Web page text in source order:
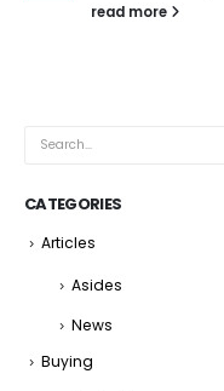
read more
CATEGORIES
Articles
Asides
News
Buying